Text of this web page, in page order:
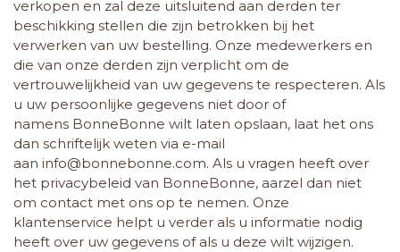
verkopen en zal deze uitsluitend aan derden ter
beschikking stellen die zijn betrokken bij het
verwerken van uw bestelling. Onze medewerkers en
die van onze derden zijn verplicht om de
vertrouwelijkheid van uw gegevens te respecteren. Als
u uw persoonlijke gegevens niet door of
namens BonneBonne wilt laten opslaan, laat het ons
dan schriftelijk weten via e-mail
aan info@bonnebonne.com. Als u vragen heeft over
het privacybeleid van BonneBonne, aarzel dan niet
om contact met ons op te nemen. Onze
klantenservice helpt u verder als u informatie nodig
heeft over uw gegevens of als u deze wilt wijzigen.